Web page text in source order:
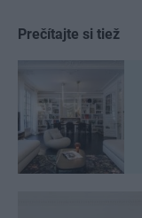
Prečítajte si tiež